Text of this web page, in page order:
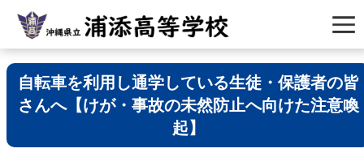
自転車を利用し通学している生徒・保護者の皆
さんへ【けが・事故の未然防止へ向けた注意喚
起】